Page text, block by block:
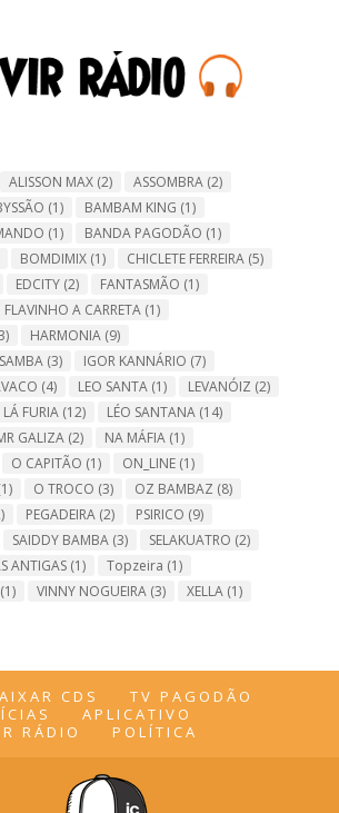
ALISSON MAX(2) ASSOMBRA(2)
(1) BAMBAM KING (1)
(1) BANDA PAGODÃO (1)
BOMDIMIX(1) CHICLETE FERREIRA(5)
EDCITY(2) FANTASMÃO (1)
FLAVINHO A CARRETA(1)
HARMONIA(9)
(3) IGOR KANNÁRIO (7)
(4) LEO SANTA(1) LEVANÓIZ (2)
LÁ FURIA(12) LÉO SANTANA(14)
GALIZA(2) NA MÁFIA(1)
O CAPITÃO (1) ON_LINE(1)
O TROCO (3) OZ BAMBAZ (8)
PEGADEIRA(2) PSIRICO (9)
SAIDDY BAMBA(3) SELAKUATRO (2)
ANTIGAS(1) Topzeira (1)
VINNY NOGUEIRA(3) XELLA(1)
CDS
TV PAGODÃO
APLICATIVO
RÁDIO
POLÍTICA